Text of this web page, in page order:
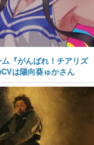
『がんばれ！チアリズ
は陽向葵ゅかさん